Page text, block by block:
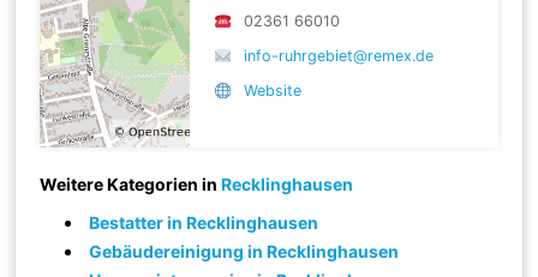
02361 66010
info-ruhrgebiet@remex.de
Website
Weitere Kategorien inRecklinghausen
Bestatter in Recklinghausen
Gebäudereinigung in Recklinghausen